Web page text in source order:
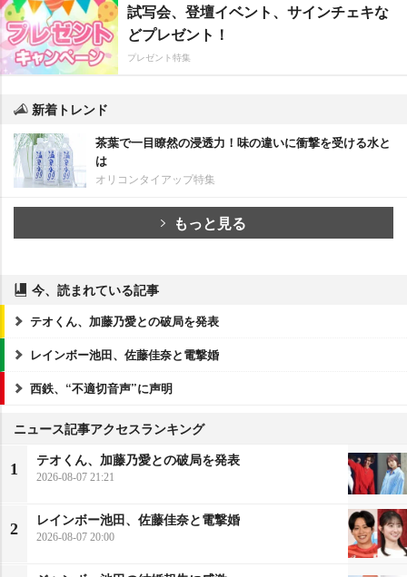
試写会、登壇イベント、サインチェキな
どプレゼント！
プレゼント特集
新着トレンド
茶葉で一目瞭然の浸透力！味の違いに衝撃を受ける水と
は
オリコンタイアップ特集
もっと見る
今、読まれている記事
テオくん、加藤乃愛との破局を発表
レインボー池田、佐藤佳奈と電撃婚
西鉄、“不適切音声”に声明
ニュース記事アクセスランキング
1
テオくん、加藤乃愛との破局を発表
2026-08-07 21:21
2
レインボー池田、佐藤佳奈と電撃婚
2026-08-07 20:00